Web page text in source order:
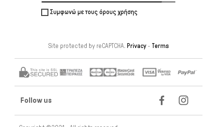
Συμφωνώ με τους όρους χρήσης
Site protected by reCAPTCHA. Privacy- Terms
Follow us